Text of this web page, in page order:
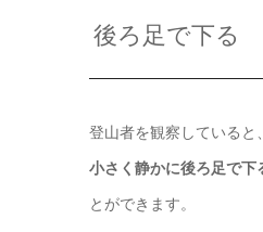
後ろ足で下る
登山者を観察していると
小さく静かに後ろ足で下
とができます。